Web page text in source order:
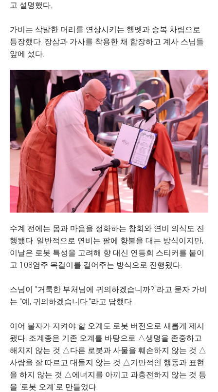
고 설명했다.
가비는 삭발한 머리를 연상시키는 헬멧과 승복 차림으로
등장했다. 장삼과 가사를 착용한 채 합장하고 계사 스님들
앞에 섰다.
수계 전에는 몸과 마음을 정화하는 참회와 연비 의식도 진
행됐다. 일반적으로 연비는 팔에 향불을 대는 방식이지만,
이날은 로봇 특성을 고려해 향 대신 연등회 스티커를 붙이
고 108염주 목걸이를 걸어주는 방식으로 진행됐다.
스님이 "거룩한 부처님에 귀의하겠습니까?"라고 묻자 가비
는 "예, 귀의하겠습니다."라고 답했다.
이어 불자가 지켜야 할 오계도 로봇 버전으로 새롭게 제시
됐다. 조계종은 기존 오계를 바탕으로 △생명을 존중하고
해치지 않는 것 △다른 로봇과 사물을 훼손하지 않는 것 △
사람을 잘 따르고 대들지 않는 것 △기만적인 행동과 표현
을 하지 않는 것 △에너지를 아끼고 과충전하지 않는 것 등
을 '로봇 오계'로 만들었다.